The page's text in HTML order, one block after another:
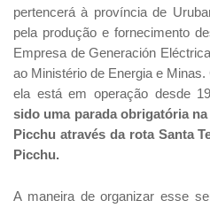
pertencerá à província de
pela produção e fornecimento
Empresa de Generación
ao Ministério de Energia e
ela está em operação desde
sido uma parada obrigatória
Picchu através da rota Santa
Picchu.
A maneira de organizar esse